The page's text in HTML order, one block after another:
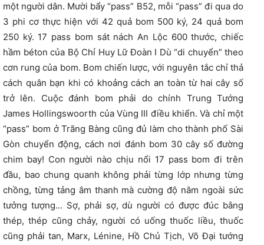
một người dân. Mười bẩy “pass” B52, mỗi “pass” đi qua do
3 phi cơ thực hiện với 42 quả bom 500 ký, 24 quả bom
250 ký. 17 pass bom sát nách An Lộc 600 thước, chiếc
hầm béton của Bộ Chỉ Huy Lữ Đoàn I Dù “di chuyển” theo
cơn rung của bom. Bom chiến lược, với nguyên tắc chỉ thả
cách quân bạn khi có khoảng cách an toàn từ hai cây số
trở lên. Cuộc đánh bom phải do chính Trung Tướng
James Hollingswoorth của Vùng III điều khiển. Và chỉ một
“pass” bom ở Trãng Bàng cũng đủ làm cho thành phố Sài
Gòn chuyển động, cách nơi đánh bom 30 cây số đường
chim bay! Con người nào chịu nổi 17 pass bom đi trên
đầu, bao chung quanh không phải từng lớp nhưng từng
chồng, từng tảng âm thanh mà cường độ nằm ngoài sức
tưởng tượng… Sợ, phải sợ, dù người có được đúc bằng
thép, thép cũng chảy, người có uống thuốc liều, thuốc
cũng phải tan, Marx, Lénine, Hồ Chủ Tịch, Võ Đại tướng